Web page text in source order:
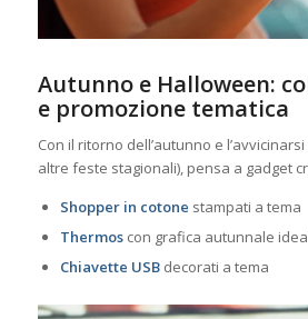
Autunno e Halloween:
e promozione tematica
Con il ritorno dell’autunno e
altre feste stagionali), pensa a gadget
Shopper in cotone stampati a tema
Thermoscon grafica autunnale
Chiavette USBdecorati a tema